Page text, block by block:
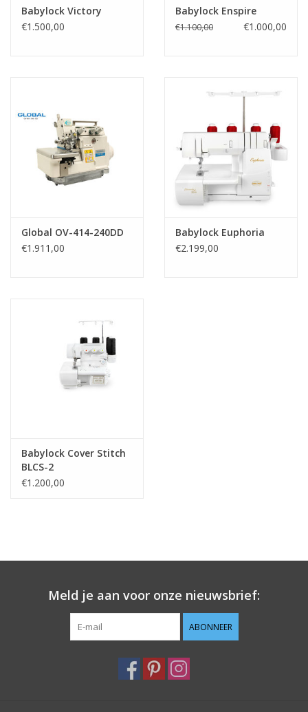
Babylock Victory
€1.500,00
Babylock Enspire
€1.100,00 €1.000,00
Global OV-414-240DD
€1.911,00
Babylock Euphoria
€2.199,00
Babylock Cover Stitch
BLCS-2
€1.200,00
Meld je aan voor onze nieuwsbrief:
ABONNEER